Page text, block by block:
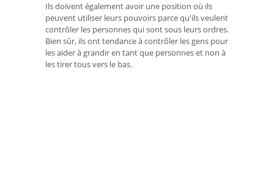
Ils doivent également avoir une position où ils
peuvent utiliser leurs pouvoirs parce qu'ils veulent
contrôler les personnes qui sont sous leurs ordres.
Bien sûr, ils ont tendance à contrôler les gens pour
les aider à grandir en tant que personnes et non à
les tirer tous vers le bas.